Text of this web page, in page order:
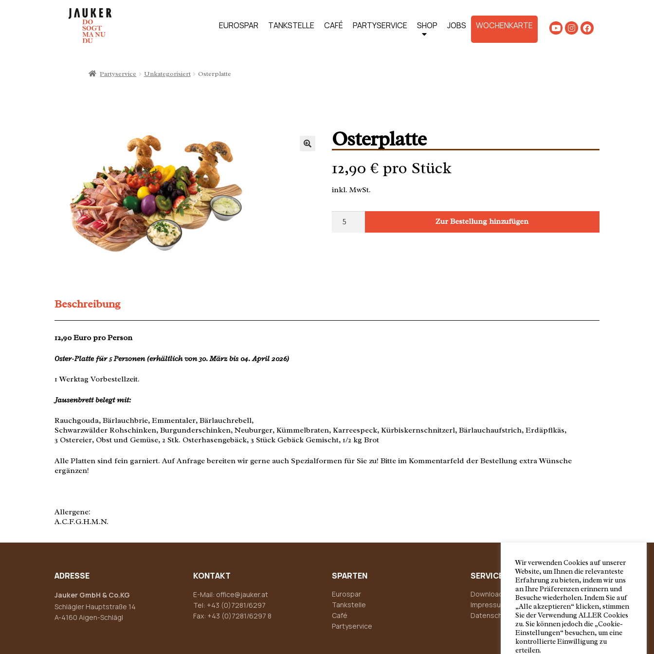
EUROSPAR TANKSTELLE CAFÉ PARTYSERVICE SHOP JOBS WOCHENKARTE
Partyservice Unkategorisiert Osterplatte
Osterplatte
12,90 € pro Stück
inkl. MwSt.
Zur Bestellung hinzufügen
Beschreibung
12,90 Euro pro Person
Oster-Platte für 5 Personen (erhältlich von 30. März bis 04. April 2026)
1 Werktag Vorbestellzeit.
Jausenbrett belegt mit:
Rauchgouda, Bärlauchbrie, Emmentaler, Bärlauchrebell,
Schwarzwälder Rohschinken, Burgunderschinken, Neuburger, Kümmelbraten, Karreespeck, Kürbiskernschnitzerl, Bärlauchaufstrich, Erdäpflkäs,
3 Ostereier, Obst und Gemüse, 2 Stk. Osterhasengebäck, 3 Stück Gebäck Gemischt, 1/2 kg Brot
Alle Platten sind fein garniert. Auf Anfrage bereiten wir gerne auch Spezialformen für Sie zu! Bitte im Kommentarfeld der Bestellung extra Wünsche
ergänzen!
Allergene:
A.C.F.G.H.M.N.
ADRESSE
Jauker GmbH & Co.KG
Schlägler Hauptstraße 14
A-4160 Aigen-Schlägl
KONTAKT
E-Mail: office@jauker.at
Tel: +43 (0)7281/6297
Fax: +43 (0)7281/6297 8
SPARTEN
Eurospar
Tankstelle
Café
Partyservice
SERVICE
Downloads
Impressum
Datenschutzerklärung
Wir verwenden Cookies auf unserer
Website, um Ihnen die relevanteste
Erfahrung zu bieten, indem wir uns
an Ihre Präferenzen erinnern und
Besuche wiederholen. Indem Sie auf
„Alle akzeptieren“ klicken, stimmen
Sie der Verwendung ALLER Cookies
zu. Sie können jedoch die „Cookie-
Einstellungen“ besuchen, um eine
kontrollierte Einwilligung zu
erteilen.